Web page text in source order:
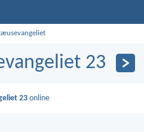
23
23 online